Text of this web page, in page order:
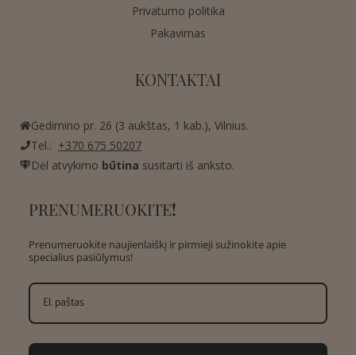
Privatumo politika
Pakavimas
KONTAKTAI
Gedimino pr. 26 (3 aukštas, 1 kab.), Vilnius.
Tel.: +370 675 50207
Dėl atvykimo būtina susitarti iš anksto.
PRENUMERUOKITE!
Prenumeruokite naujienlaiškį ir pirmieji sužinokite apie
specialius pasiūlymus!